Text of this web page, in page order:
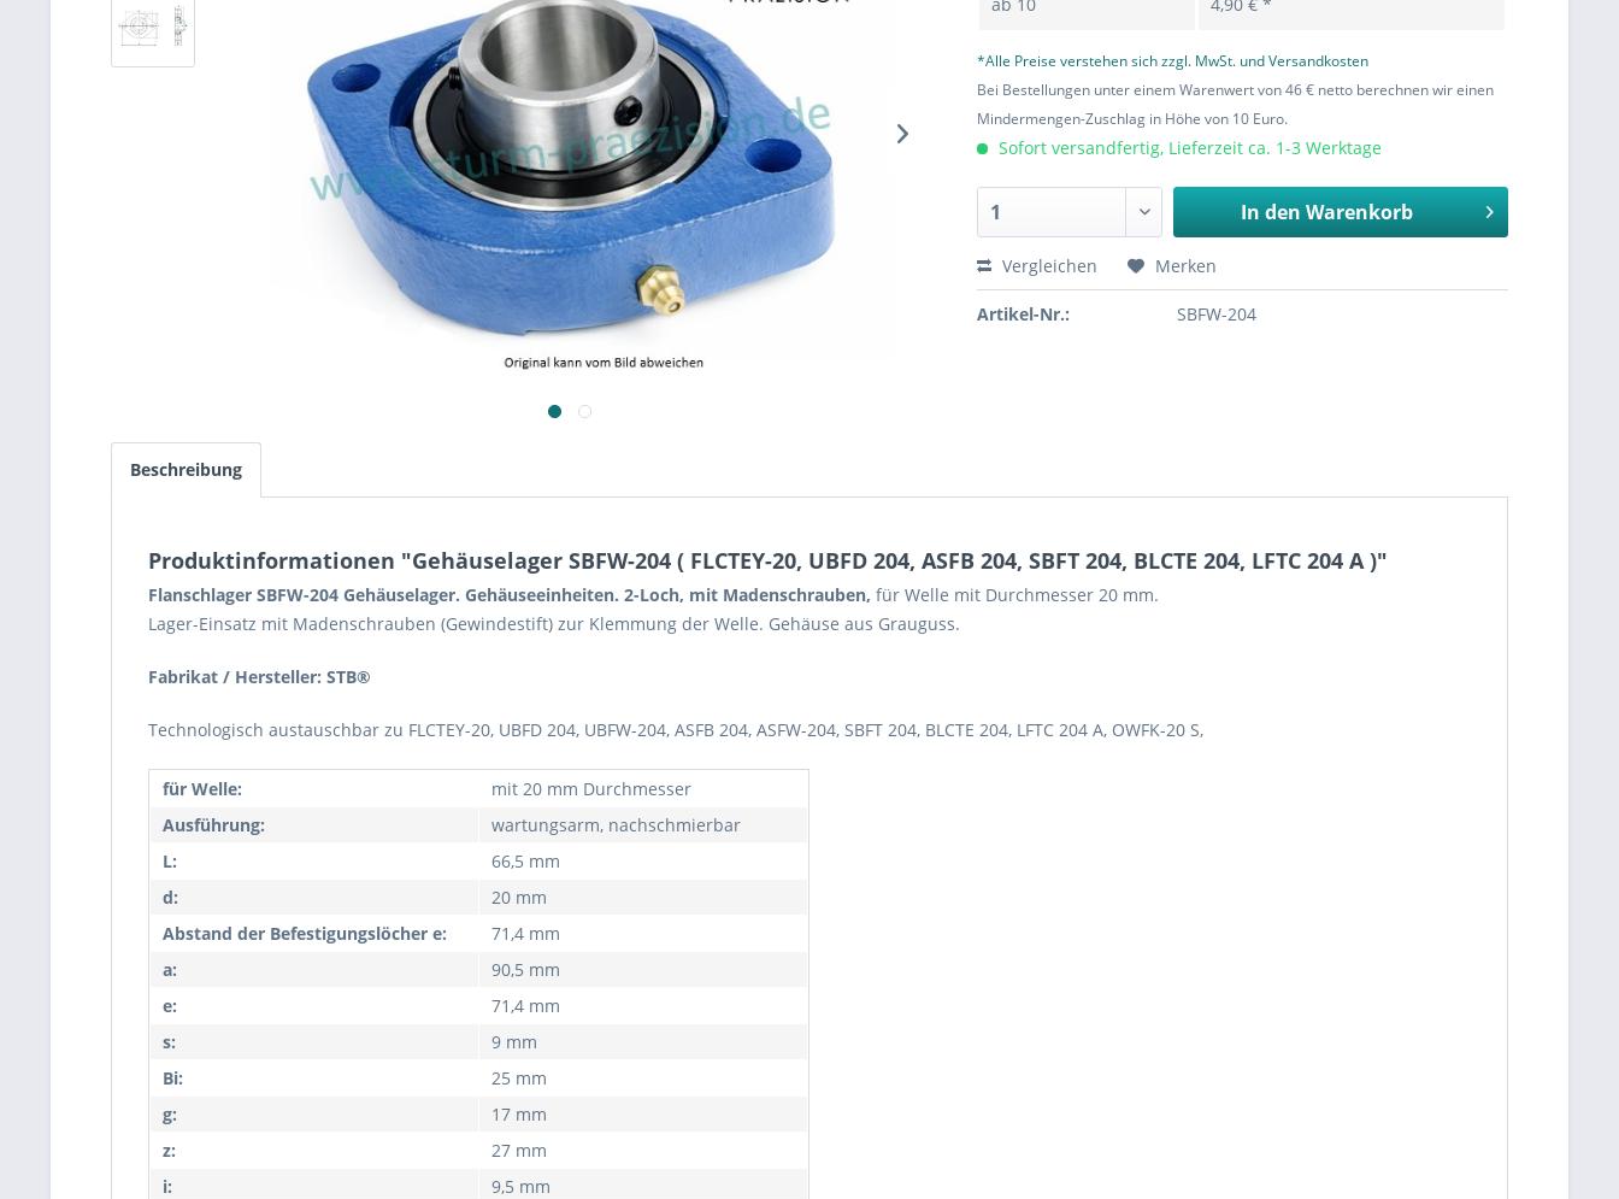
*Alle Preise verstehen sich zzgl. MwSt. und Versandkosten
Bei Bestellungen unter einem Warenwert von 46 € netto berechnen wir einen
Mindermengen-Zuschlag in Höhe von 10 Euro.
Sofort versandfertig, Lieferzeit ca. 1-3 Werktage
In den Warenkorb
Vergleichen Merken
Artikel-Nr.: SBFW-204
Beschreibung
Produktinformationen "Gehäuselager SBFW-204 ( FLCTEY-20, UBFD 204, ASFB 204, SBFT 204, BLCTE 204, LFTC 204 A )"
Flanschlager SBFW-204 Gehäuselager. Gehäuseeinheiten. 2-Loch, mit Madenschrauben, für Welle mit Durchmesser 20 mm.
Lager-Einsatz mit Madenschrauben (Gewindestift) zur Klemmung der Welle. Gehäuse aus Grauguss.
Fabrikat / Hersteller: STB®
Technologisch austauschbar zu FLCTEY-20, UBFD 204, UBFW-204, ASFB 204, ASFW-204, SBFT 204, BLCTE 204, LFTC 204 A, OWFK-20 S,
für Welle:
mit 20 mm Durchmesser
Ausführung:
wartungsarm, nachschmierbar
L:
66,5 mm
d:
20 mm
Abstand der Befestigungslöcher e:
71,4 mm
a:
90,5 mm
e:
71,4 mm
s:
9 mm
Bi:
25 mm
g:
17 mm
z:
27 mm
i:
9,5 mm